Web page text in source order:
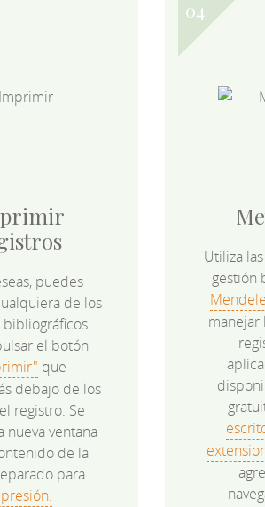
puedes
de los
bibliográficos.
el botón
que
debajo de los
registro. Se
nueva ventana
de la
para
Utiliza
gestión
manejar